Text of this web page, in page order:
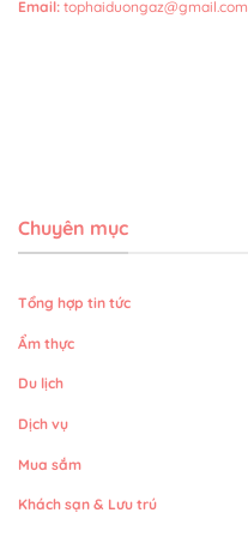
Email: tophaiduongaz@gmail.com
Chuyên mục
Tổng hợp tin tức
Ẩm thực
Du lịch
Dịch vụ
Mua sắm
Khách sạn & Lưu trú